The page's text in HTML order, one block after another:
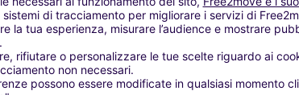
7 giorno/i
A partire da